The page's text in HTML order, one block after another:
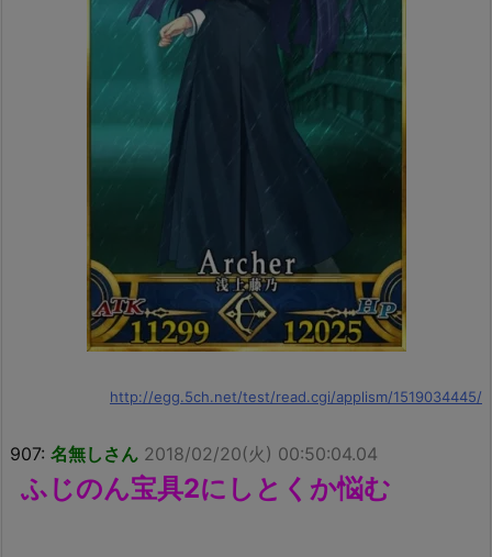
http://egg.5ch.net/test/read.cgi/applism/1519034445/
907: 名無しさん 2018/02/20(火) 00:50:04.04
ふじのん宝具2にしとくか悩む